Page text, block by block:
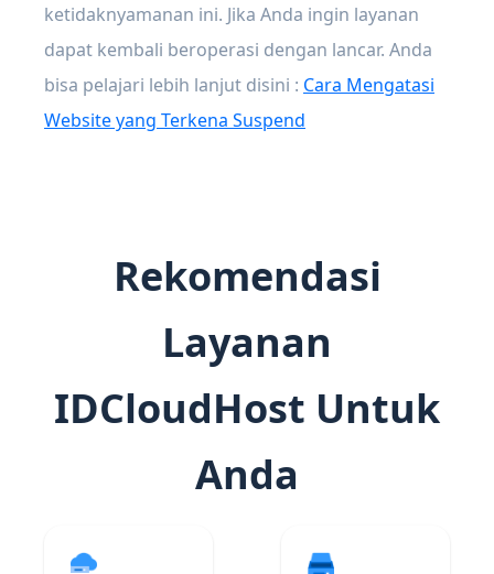
ketidaknyamanan ini. Jika Anda ingin layanan
dapat kembali beroperasi dengan lancar. Anda
bisa pelajari lebih lanjut disini : Cara Mengatasi
Website yang Terkena Suspend
Rekomendasi
Layanan
IDCloudHost Untuk
Anda